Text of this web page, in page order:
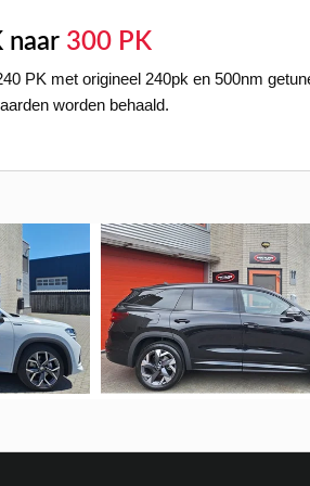
naar 300 PK
PK met origineel 240pk en 500nm
worden behaald.